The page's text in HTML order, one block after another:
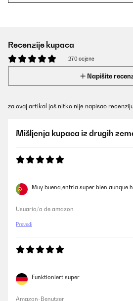
Recenzije kupaca
270 ocjene
Napišite
za ovaj artikal još nitko nije napisao recenziju
Mišljenja kupaca iz drugih
Muy buena,enfría super bien,aunque
Usuario/a de amazon
Prevedi
Funktioniert super
Amazon-Benutzer